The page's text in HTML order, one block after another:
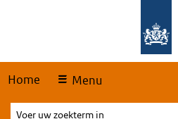
Home Menu
Voer